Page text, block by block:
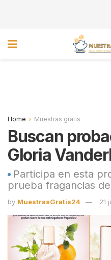
Home Muestras gratis
Buscan
Gloria
Participa en esta
prueba fragancias
by MuestrasGratis24 21